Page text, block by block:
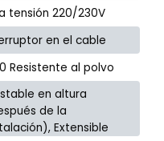
tensión 220/230V
en el cable
Resistente al polvo
en altura
de la
Extensible